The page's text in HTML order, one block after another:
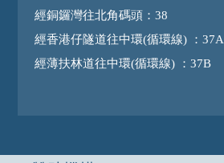
經銅鑼灣往北角碼頭：38
經香港仔隧道往中環(循環線) ：37A
經薄扶林道往中環(循環線) ：37B